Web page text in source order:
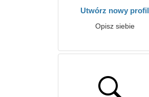
Utwórz nowy profil
Opisz siebie